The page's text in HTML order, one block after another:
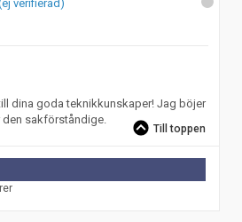
verifierad)
dina goda teknikkunskaper! Jag böjer
sakförståndige.
Till toppen